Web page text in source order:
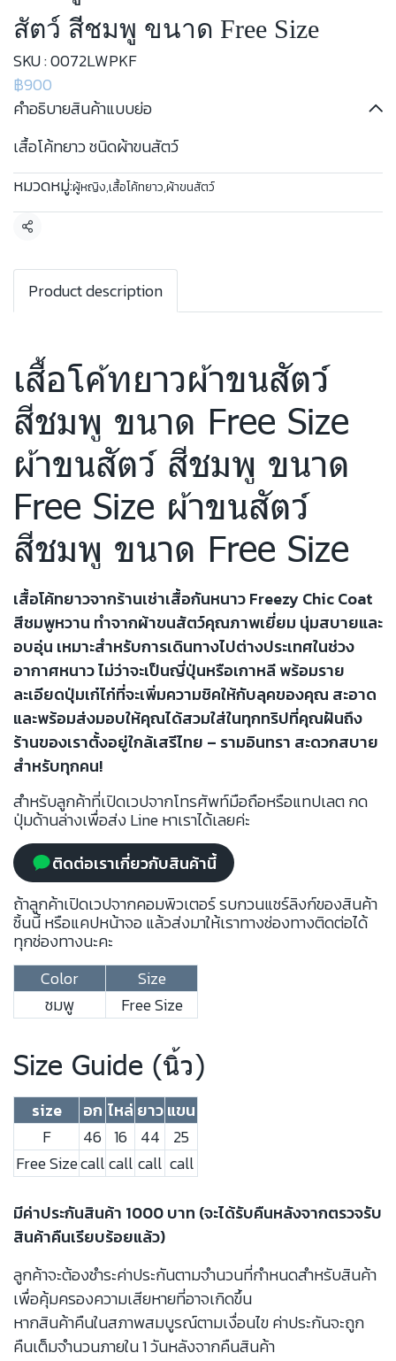
สัตว์ สีชมพู ขนาด Free Size
SKU : 0072LWPKF
฿900
คำอธิบายสินค้าแบบย่อ
เสื้อโค้ทยาว ชนิดผ้าขนสัตว์
หมวดหมู่:ผู้หญิง,เสื้อโค้ทยาว,ผ้าขนสัตว์
แชร์
Product description
เสื้อโค้ทยาวผ้าขนสัตว์
สีชมพู ขนาด Free Size
ผ้าขนสัตว์ สีชมพู ขนาด
Free Size ผ้าขนสัตว์
สีชมพู ขนาด Free Size
เสื้อโค้ทยาวจากร้านเช่าเสื้อกันหนาว Freezy Chic Coat
สีชมพูหวาน ทำจากผ้าขนสัตว์คุณภาพเยี่ยม นุ่มสบายและ
อบอุ่น เหมาะสำหรับการเดินทางไปต่างประเทศในช่วง
อากาศหนาว ไม่ว่าจะเป็นญี่ปุ่นหรือเกาหลี พร้อมราย
ละเอียดปุ่มเก๋ไก๋ที่จะเพิ่มความชิคให้กับลุคของคุณ สะอาด
และพร้อมส่งมอบให้คุณได้สวมใส่ในทุกทริปที่คุณฝันถึง
ร้านของเราตั้งอยู่ใกล้เสรีไทย – รามอินทรา สะดวกสบาย
สำหรับทุกคน!
สำหรับลูกค้าที่เปิดเวปจากโทรศัพท์มือถือหรือแทปเลต กด
ปุ่มด้านล่างเพื่อส่ง Line หาเราได้เลยค่ะ
ติดต่อเราเกี่ยวกับสินค้านี้
ถ้าลูกค้าเปิดเวปจากคอมพิวเตอร์ รบกวนแชร์ลิงก์ของสินค้า
ชิ้นนี้ หรือแคปหน้าจอ แล้วส่งมาให้เราทางช่องทางติดต่อได้
ทุกช่องทางนะคะ
Color
Size
ชมพู
Free Size
Size Guide (นิ้ว)
size อก ไหล่ ยาว แขน
F
46 16 44
25
Free Sizecallcall call call
มีค่าประกันสินค้า 1000 บาท (จะได้รับคืนหลังจากตรวจรับ
สินค้าคืนเรียบร้อยแล้ว)
ลูกค้าจะต้องชำระค่าประกันตามจำนวนที่กำหนดสำหรับสินค้า
เพื่อคุ้มครองความเสียหายที่อาจเกิดขึ้น
หากสินค้าคืนในสภาพสมบูรณ์ตามเงื่อนไข ค่าประกันจะถูก
คืนเต็มจำนวนภายใน 1 วันหลังจากคืนสินค้า